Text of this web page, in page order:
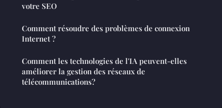
votre SEO
Comment résoudre des problèmes de connexion
Internet ?
Comment les technologies de l'IA peuvent-elles
améliorer la gestion des réseaux de
télécommunications?